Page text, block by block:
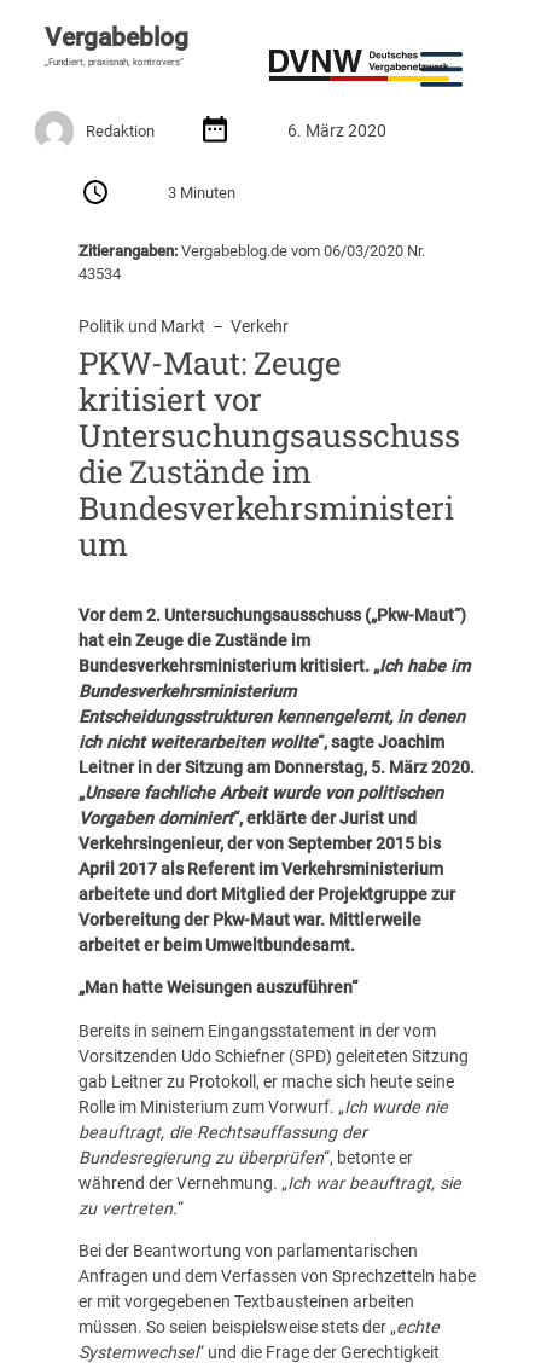
Vergabeblog
„Fundiert, praxisnah, kontrovers“
Redaktion 6. März 2020
3 Minuten
Zitierangaben:Vergabeblog.de vom 06/03/2020 Nr.
43534
Politik und Markt
  –
Verkehr
PKW-Maut: Zeuge
kritisiert vor
Untersuchungsausschuss
die Zustände im
Bundesverkehrsministeri
um
Vor dem 2. Untersuchungsausschuss („Pkw-Maut“)
hat ein Zeuge die Zustände im
Bundesverkehrsministerium kritisiert. „Ich habe im
Bundesverkehrsministerium
Entscheidungsstrukturen kennengelernt, in denen
ich nicht weiterarbeiten wollte“, sagte Joachim
Leitner in der Sitzung am Donnerstag, 5. März 2020.
„Unsere fachliche Arbeit wurde von politischen
Vorgaben dominiert“, erklärte der Jurist und
Verkehrsingenieur, der von September 2015 bis
April 2017 als Referent im Verkehrsministerium
arbeitete und dort Mitglied der Projektgruppe zur
Vorbereitung der Pkw-Maut war. Mittlerweile
arbeitet er beim Umweltbundesamt.
„Man hatte Weisungen auszuführen“
Bereits in seinem Eingangsstatement in der vom
Vorsitzenden Udo Schiefner (SPD) geleiteten Sitzung
gab Leitner zu Protokoll, er mache sich heute seine
Rolle im Ministerium zum Vorwurf. „Ich wurde nie
beauftragt, die Rechtsauffassung der
Bundesregierung zu überprüfen“, betonte er
während der Vernehmung. „Ich war beauftragt, sie
zu vertreten.“
Bei der Beantwortung von parlamentarischen
Anfragen und dem Verfassen von Sprechzetteln habe
er mit vorgegebenen Textbausteinen arbeiten
müssen. So seien beispielsweise stets der „echte
Systemwechsel“ und die Frage der Gerechtigkeit